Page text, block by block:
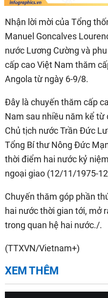
Nhận lời mời của Tổng
Manuel Goncalves
nước Lương Cường và
cấp cao Việt Nam thăm
Angola từ ngày 6-9/8.
Đây là chuyến thăm cấp
Nam sau nhiều năm kể
Chủ tịch nước Trần Đức
Tổng Bí thư Nông Đức
thời điểm hai nước kỷ
ngoại giao (12/11/1975-
Chuyến thăm góp phần
hai nước thời gian tới, mở
trong quan hệ hai nước./.
(TTXVN/Vietnam+)
XEM THÊM